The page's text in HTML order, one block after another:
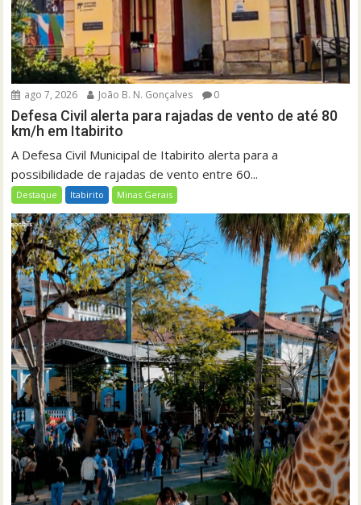
ago 7, 2026 João B. N. Gonçalves 0
Defesa Civil alerta para rajadas de vento de até 80
km/h em Itabirito
A Defesa Civil Municipal de Itabirito alerta para a
possibilidade de rajadas de vento entre 60...
Destaque Itabirito Minas Gerais